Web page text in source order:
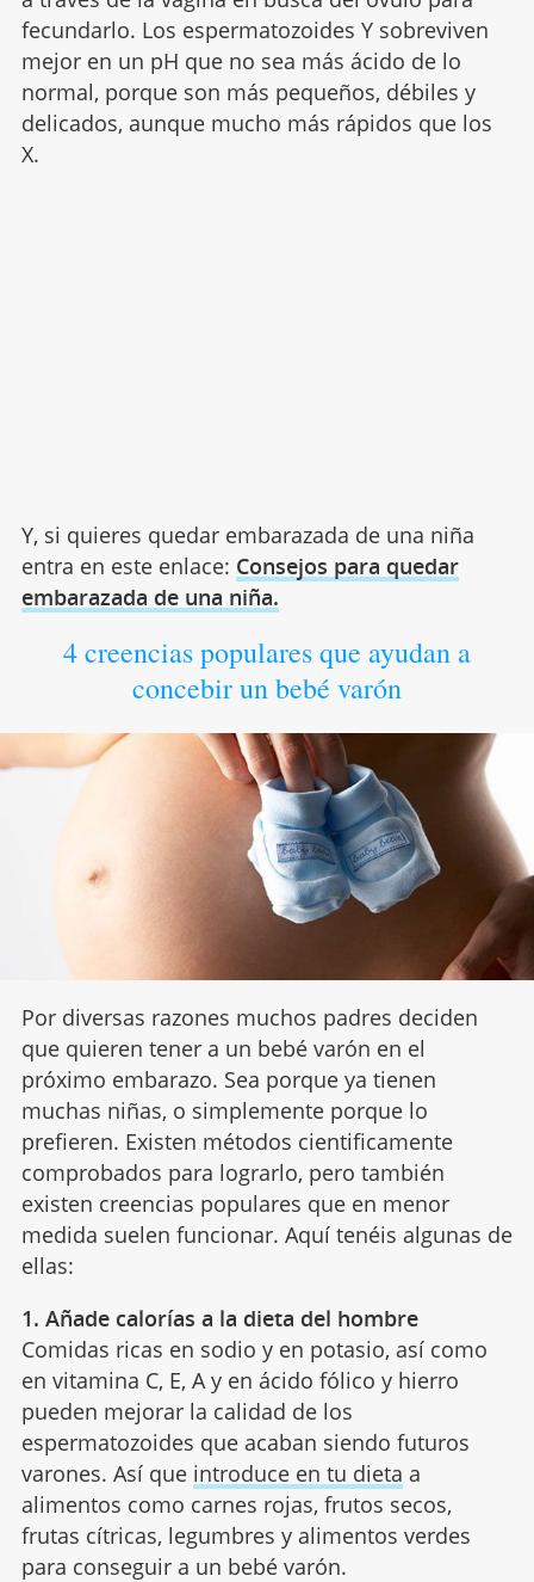
fecundarlo. Los espermatozoides Y sobreviven
mejor en un pH que no sea más ácido de lo
normal, porque son más pequeños, débiles y
delicados, aunque mucho más rápidos que los
X.
Y, si quieres quedar embarazada de una niña
entra en este enlace: Consejos para quedar
embarazada de una niña.
4 creencias populares que ayudan a
concebir un bebé varón
Por diversas razones muchos padres deciden
que quieren tener a un bebé varón en el
próximo embarazo. Sea porque ya tienen
muchas niñas, o simplemente porque lo
prefieren. Existen métodos cientificamente
comprobados para lograrlo, pero también
existen creencias populares que en menor
medida suelen funcionar. Aquí tenéis algunas de
ellas:
1. Añade calorías a la dieta del hombre
Comidas ricas en sodio y en potasio, así como
en vitamina C, E, A y en ácido fólico y hierro
pueden mejorar la calidad de los
espermatozoides que acaban siendo futuros
varones. Así que introduce en tu dieta a
alimentos como carnes rojas, frutos secos,
frutas cítricas, legumbres y alimentos verdes
para conseguir a un bebé varón.